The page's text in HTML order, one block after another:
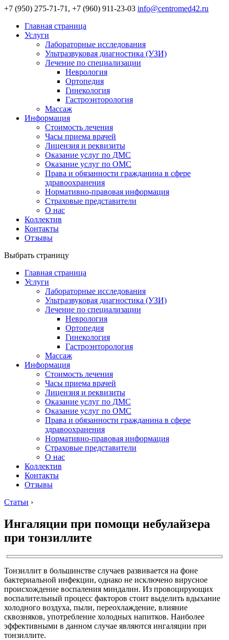
+7 (950) 275-71-71, +7 (960) 911-23-03 info@centromed42.ru
Главная страница
Услуги
Лабораторные исследования
Ультразвуковая диагностика (УЗИ)
Лечение по специализации
Неврология
Ортопедия
Гинекология
Гастроэнторология
Массаж
Информация
Стоимость лечения
Часы приема врачей
Лицензия и реквизиты
Оказание услуг по ДМС
Оказание услуг по ОМС
Права и обязанности гражданина в сфере
здравоохранения
Нормативно-правовая информация
Страховые представители
О нас
Коллектив
Контакты
Отзывы
Выбрать страницу
Главная страница
Услуги
Лабораторные исследования
Ультразвуковая диагностика (УЗИ)
Лечение по специализации
Неврология
Ортопедия
Гинекология
Гастроэнторология
Массаж
Информация
Стоимость лечения
Часы приема врачей
Лицензия и реквизиты
Оказание услуг по ДМС
Оказание услуг по ОМС
Права и обязанности гражданина в сфере
здравоохранения
Нормативно-правовая информация
Страховые представители
О нас
Коллектив
Контакты
Отзывы
Статьи ›
Ингаляции при помощи небулайзера
при тонзиллите
Тонзиллит в большинстве случаев развивается на фоне
бактериальной инфекции, однако не исключено вирусное
происхождение воспаления миндалин. Из провоцирующих
воспалительный процесс факторов стоит выделить вдыхание
холодного воздуха, пыли, переохлаждение, влияние
сквозняков, употребление холодных напитков. Наиболее
эффективными в данном случае являются ингаляции при
тонзиллите.